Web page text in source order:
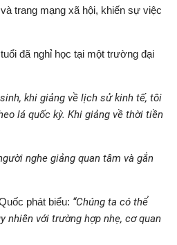
trang mạng xã hội, khiến sự việc
đã nghỉ học tại một trường đại
khi giảng về lịch sử kinh tế, tôi
lá quốc kỳ. Khi giảng về thời tiền
nghe giảng quan tâm và gắn
phát biểu: “Chúng ta có thể
nhiên với trường hợp nhẹ, cơ quan